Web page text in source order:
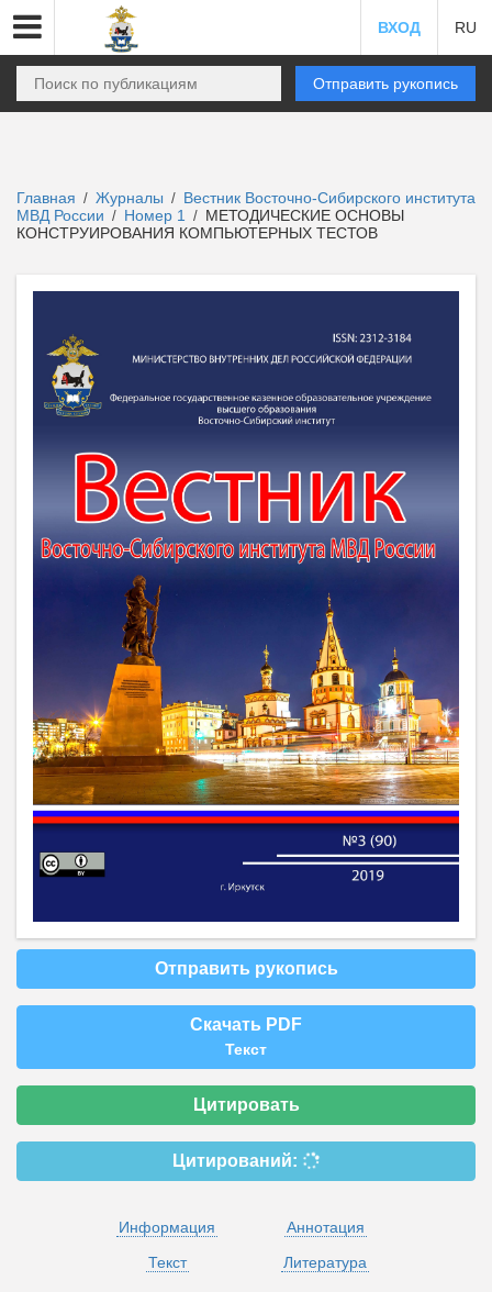
ВХОД RU
Отправить рукопись
Главная / Журналы / Вестник Восточно-Сибирского института
МВД России / Номер 1 / МЕТОДИЧЕСКИЕ ОСНОВЫ
КОНСТРУИРОВАНИЯ КОМПЬЮТЕРНЫХ ТЕСТОВ
Отправить рукопись
Скачать PDF
Текст
Цитировать
Цитирований:
Информация
Аннотация
Текст
Литература